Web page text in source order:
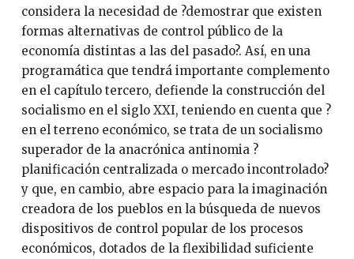
considera la necesidad de ?demostrar que existen
formas alternativas de control público de la
economía distintas a las del pasado?. Así, en una
programática que tendrá importante complemento
en el capítulo tercero, defiende la construcción del
socialismo en el siglo XXI, teniendo en cuenta que ?
en el terreno económico, se trata de un socialismo
superador de la anacrónica antinomia ?
planificación centralizada o mercado incontrolado?
y que, en cambio, abre espacio para la imaginación
creadora de los pueblos en la búsqueda de nuevos
dispositivos de control popular de los procesos
económicos, dotados de la flexibilidad suficiente